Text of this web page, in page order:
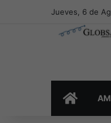
Jueves, 6 de
INICIO